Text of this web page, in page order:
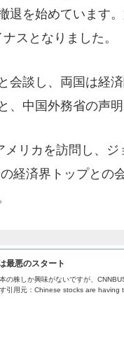
退を始めています
スとなりました。
会談し、両国は経
中国外務省の声明
リカを訪問し、
経済界トップとの
最悪のスタート
の株しか興味がないですが、
引用元：Chinese stocks are having